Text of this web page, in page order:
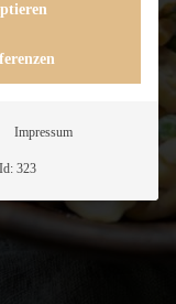
Impressum
323